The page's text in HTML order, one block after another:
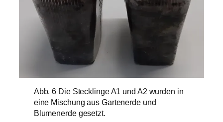
Abb. 6 Die Stecklinge A1 und A2 wurden in
eine Mischung aus Gartenerde und
Blumenerde gesetzt.